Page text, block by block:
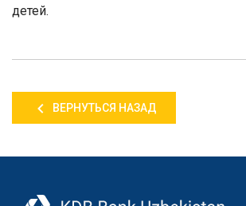
детей.
ВЕРНУТЬСЯ НАЗАД